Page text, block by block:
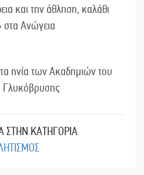
και την άθληση, καλάθι
στα Ανώγεια
ηνία των Ακαδημιών του
Γλυκόβρυσης
ΣΤΗΝ ΚΑΤΗΓΟΡΙΑ